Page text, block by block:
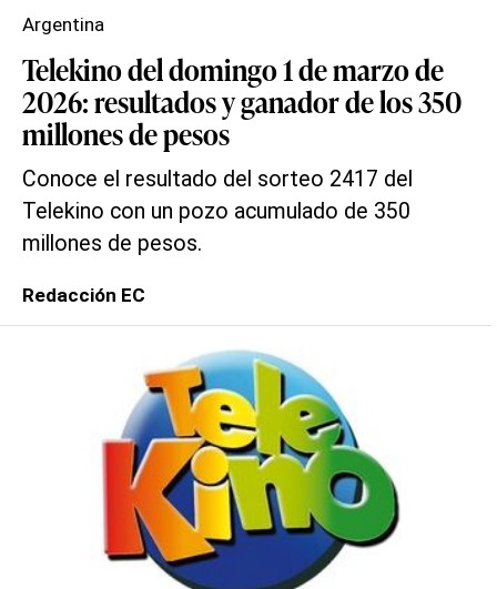
Telekino del domingo 1 de marzo de
2026: resultados y ganador de los 350
millones de pesos
Conoce el resultado del sorteo 2417 del
Telekino con un pozo acumulado de 350
millones de pesos.
Argentina
Redacción EC